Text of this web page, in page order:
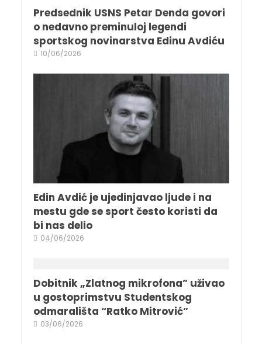
Predsednik USNS Petar Denda govori
o nedavno preminuloj legendi
sportskog novinarstva Edinu Avdiću
10/06/2026
Edin Avdić je ujedinjavao ljude i na
mestu gde se sport često koristi da
bi nas delio
04/06/2026
Dobitnik „Zlatnog mikrofona” uživao
u gostoprimstvu Studentskog
odmarališta “Ratko Mitrović”
03/06/2026